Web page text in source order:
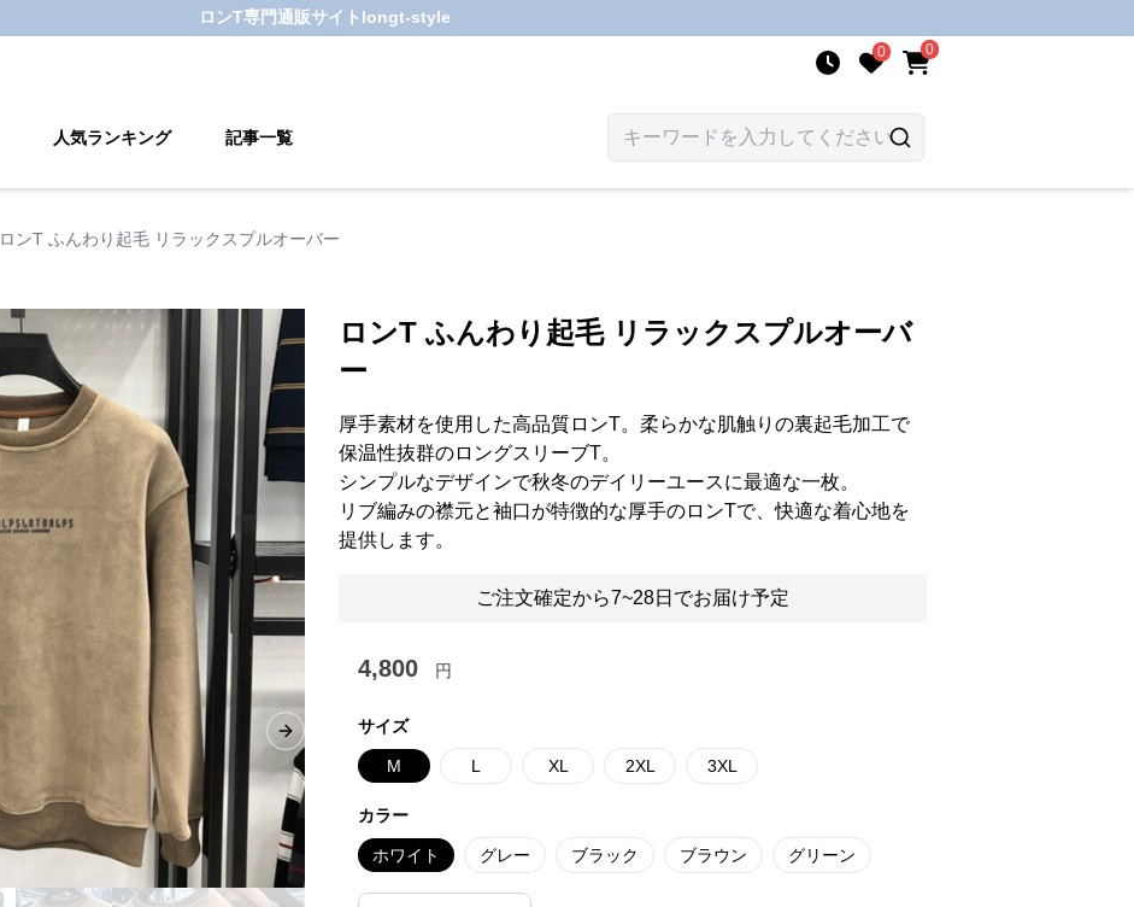
ロンT専門通販サイト longt-style
0 0
人気ランキング 記事一覧
ロンT ふんわり起毛 リラックスプルオーバー
Next slide
ロンT ふんわり起毛 リラックスプルオーバ
ー
厚手素材を使用した高品質ロンT。柔らかな肌触りの裏起毛加工で
保温性抜群のロングスリーブT。
シンプルなデザインで秋冬のデイリーユースに最適な一枚。
リブ編みの襟元と袖口が特徴的な厚手のロンTで、快適な着心地を
提供します。
ご注文確定から7~28日でお届け予定
4,800 円
サイズ
M L XL 2XL 3XL
カラー
ホワイト グレー ブラック ブラウン グリーン